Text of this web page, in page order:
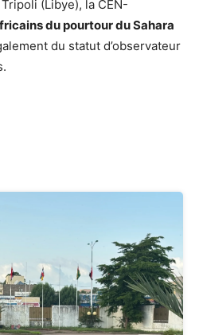
(Libye), la CEN-
du pourtour du Sahara
du statut d’observateur